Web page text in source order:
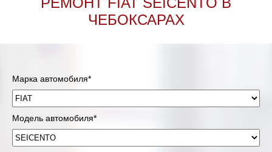
ЧЕБОКСАРАХ
Марка автомобиля*
Модель автомобиля*